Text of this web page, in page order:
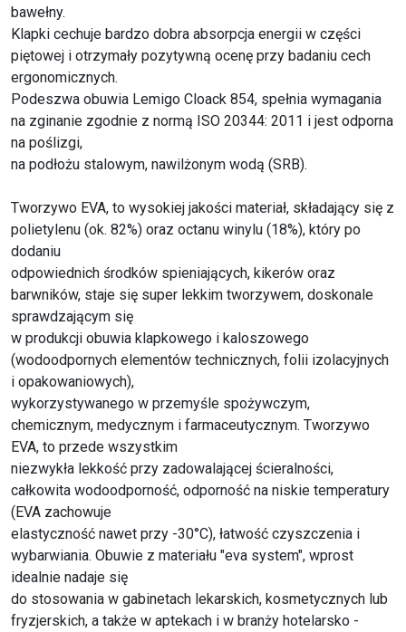
bawełny.
Klapki cechuje bardzo dobra absorpcja energii w części
piętowej i otrzymały pozytywną ocenę przy badaniu cech
ergonomicznych.
Podeszwa obuwia Lemigo Cloack 854, spełnia wymagania
na zginanie zgodnie z normą ISO 20344: 2011 i jest odporna
na poślizgi,
na podłożu stalowym, nawilżonym wodą (SRB).
Tworzywo EVA, to wysokiej jakości materiał, składający się z
polietylenu (ok. 82%) oraz octanu winylu (18%), który po
dodaniu
odpowiednich środków spieniających, kikerów oraz
barwników, staje się super lekkim tworzywem, doskonale
sprawdzającym się
w produkcji obuwia klapkowego i kaloszowego
(wodoodpornych elementów technicznych, folii izolacyjnych
i opakowaniowych),
wykorzystywanego w przemyśle spożywczym,
chemicznym, medycznym i farmaceutycznym. Tworzywo
EVA, to przede wszystkim
niezwykła lekkość przy zadowalającej ścieralności,
całkowita wodoodporność, odporność na niskie temperatury
(EVA zachowuje
elastyczność nawet przy -30°C), łatwość czyszczenia i
wybarwiania. Obuwie z materiału "eva system", wprost
idealnie nadaje się
do stosowania w gabinetach lekarskich, kosmetycznych lub
fryzjerskich, a także w aptekach i w branży hotelarsko -